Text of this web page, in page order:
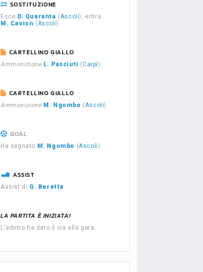
SOSTITUZIONE
Esce D. Quaranta (Ascoli), entra
M. Cavion (Ascoli)
CARTELLINO GIALLO
Ammonizione L. Pasciuti (Carpi)
CARTELLINO GIALLO
Ammonizione M. Ngombo (Ascoli)
GOAL
Ha segnato M. Ngombo (Ascoli)
ASSIST
Assist di G. Beretta
LA PARTITA È INIZIATA!
L'arbitro ha dato il via alla gara.